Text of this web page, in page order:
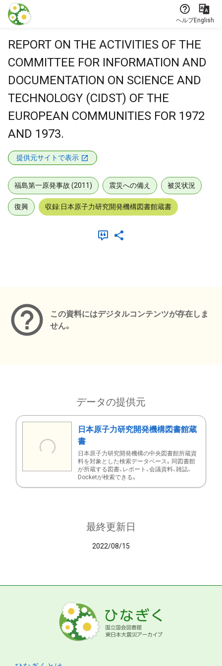
本文に飛ぶ
ヘルプEnglish
REPORT ON THE ACTIVITIES OF THE
COMMITTEE FOR INFORMATION AND
DOCUMENTATION ON SCIENCE AND
TECHNOLOGY (CIDST) OF THE
EUROPEAN COMMUNITIES FOR 1972
AND 1973.
提供元サイトで表示
福島第一原発事故 (2011) 震災への備え 被災状況
復興 収録:日本原子力研究開発機構図書館蔵書
この資料にはデジタルコンテンツが存在しま
せん。
データの提供元
日本原子力研究開発機構図書館蔵
書
日本原子力研究開発機構の中央図書館所蔵資
料を対象とした検索データベース。同図書館
が所蔵する図書、レポート、会議資料、雑誌、
Docketが検索できる。
最終更新日
2022/08/15